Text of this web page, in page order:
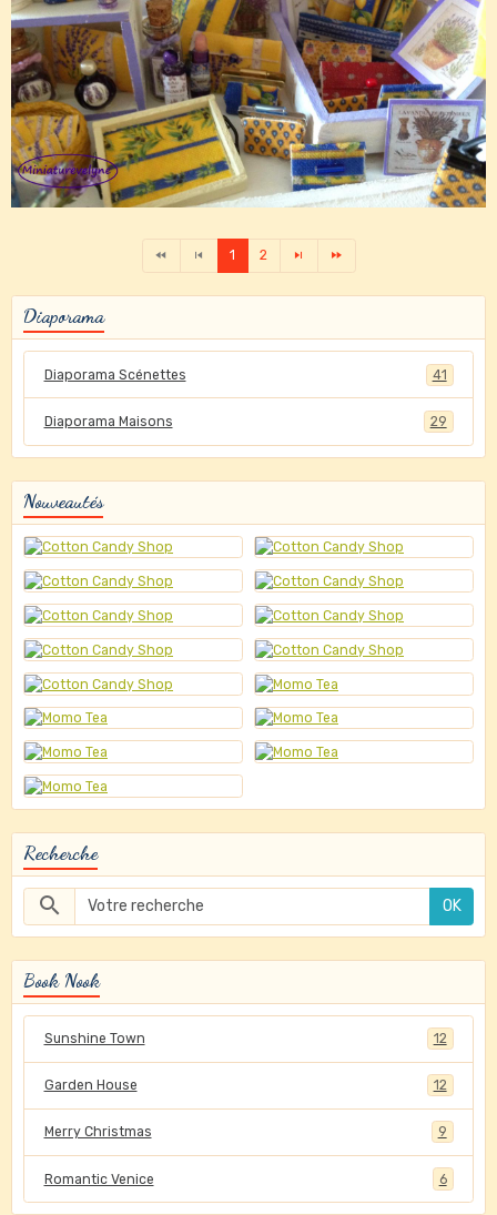
1 2
Diaporama
Diaporama Scénettes 41
Diaporama Maisons 29
Nouveautés
Recherche
OK
Book Nook
Sunshine Town 12
Garden House 12
Merry Christmas 9
Romantic Venice 6